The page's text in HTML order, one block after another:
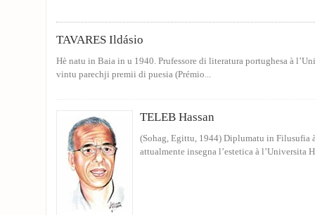
TAVARES Ildásio
Hè natu in Baia in u 1940. Prufessore di literatura portughesa à
vintu parechji premii di puesia (Prémio...
TELEB Hassan
(Sohag, Egittu, 1944) Diplumatu in Filusufia
attualmente insegna l’estetica à l’Universita